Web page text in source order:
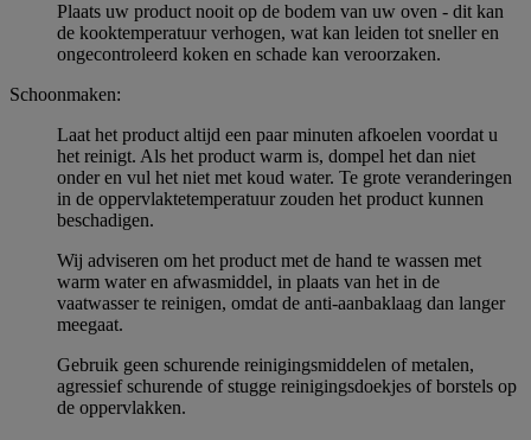
Plaats uw product nooit op de bodem van uw oven - dit kan
de kooktemperatuur verhogen, wat kan leiden tot sneller en
ongecontroleerd koken en schade kan veroorzaken.
Schoonmaken:
Laat het product altijd een paar minuten afkoelen voordat u
het reinigt. Als het product warm is, dompel het dan niet
onder en vul het niet met koud water. Te grote veranderingen
in de oppervlaktetemperatuur zouden het product kunnen
beschadigen.
Wij adviseren om het product met de hand te wassen met
warm water en afwasmiddel, in plaats van het in de
vaatwasser te reinigen, omdat de anti-aanbaklaag dan langer
meegaat.
Gebruik geen schurende reinigingsmiddelen of metalen,
agressief schurende of stugge reinigingsdoekjes of borstels op
de oppervlakken.